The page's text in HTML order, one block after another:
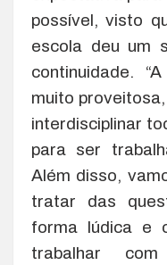
possível, visto
escola deu um
continuidade.
muito
interdisciplinar
para ser
Além disso,
tratar das
forma lúdica e
trabalhar